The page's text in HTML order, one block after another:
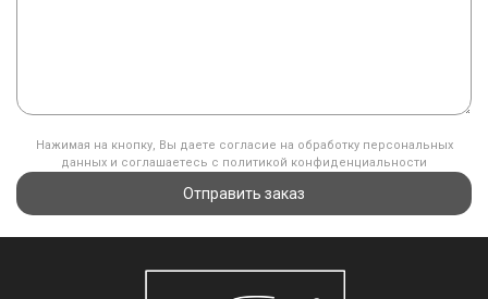
Нажимая на кнопку, Вы даете согласие на обработку персональных
данных и соглашаетесь с политикой конфиденциальности
Отправить заказ